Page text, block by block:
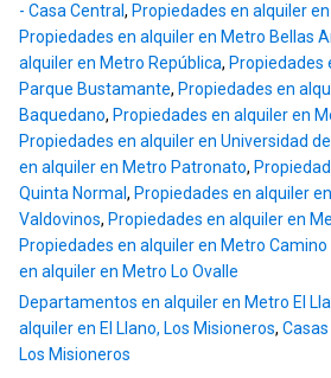
- Casa Central, Propiedades en alquiler
Propiedades en alquiler en Metro Bellas
alquiler en Metro República, Propiedades
Parque Bustamante, Propiedades en
Baquedano, Propiedades en alquiler en
Propiedades en alquiler en Universidad
en alquiler en Metro Patronato,
Quinta Normal, Propiedades en alquiler
Valdovinos, Propiedades en alquiler en
Propiedades en alquiler en Metro
en alquiler en Metro Lo Ovalle
Departamentos en alquiler en Metro El
alquiler en El Llano, Los Misioneros,
Los Misioneros